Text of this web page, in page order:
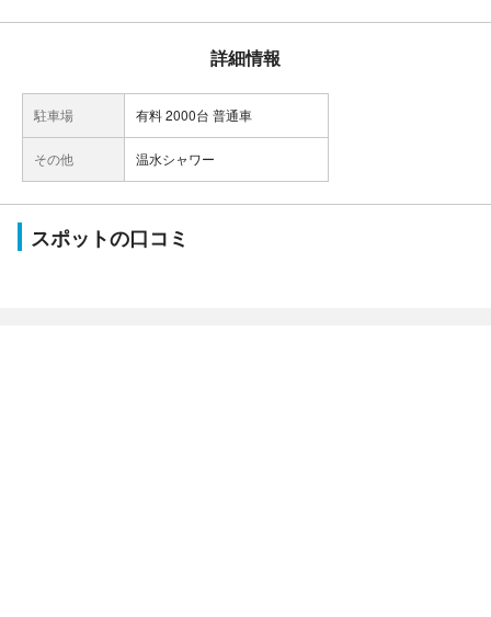
詳細情報
駐車場 有料 2000台 普通車
その他 温水シャワー
スポットの口コミ